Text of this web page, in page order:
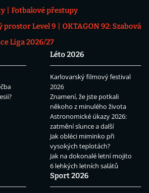
Fotbalové přestupy
prostor Level 9
OKTAGON 92: Szabová
Liga 2026/27
Léto 2026
Karlovarský filmový festival
2026
Znamení, že jste potkali
někoho z minulého života
Astronomické úkazy 2026:
zatmění slunce a další
Jak obléci miminko při
vysokých teplotách?
Jak na dokonalé letní mojito
6 lehkých letních salátů
Sport 2026